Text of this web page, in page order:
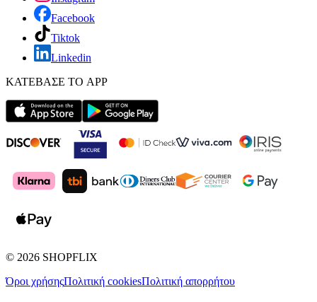
Facebook
Tiktok
Linkedin
ΚΑΤΕΒΑΣΕ ΤΟ APP
© 2026 SHOPFLIX
Όροι χρήσηςΠολιτική cookiesΠολιτική απορρήτου